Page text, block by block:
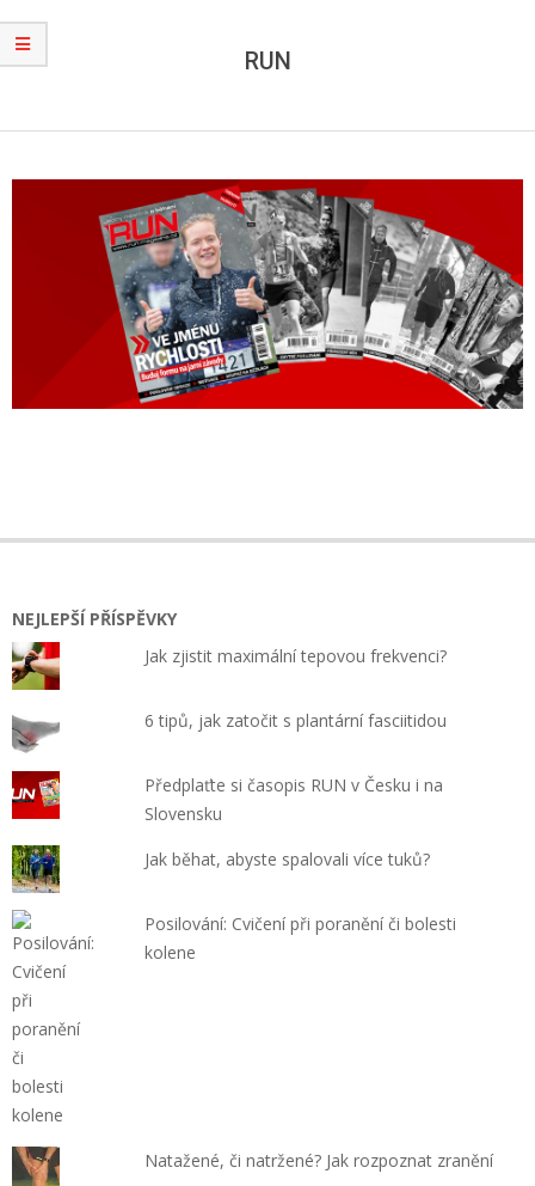
RUN
NEJLEPŠÍ PŘÍSPĚVKY
Jak zjistit maximální tepovou frekvenci?
6 tipů, jak zatočit s plantární fasciitidou
Předplaťte si časopis RUN v Česku i na
Slovensku
Jak běhat, abyste spalovali více tuků?
Posilování: Cvičení při poranění či bolesti
kolene
Natažené, či natržené? Jak rozpoznat zranění